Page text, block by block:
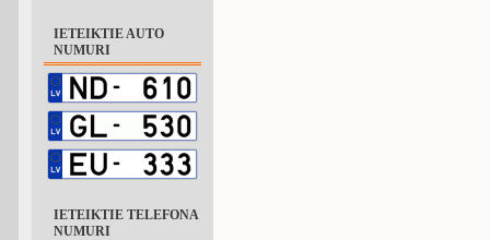
IETEIKTIE AUTO
NUMURI
IETEIKTIE TELEFONA
NUMURI